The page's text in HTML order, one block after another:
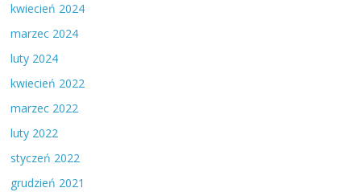
kwiecień 2024
marzec 2024
luty 2024
kwiecień 2022
marzec 2022
luty 2022
styczeń 2022
grudzień 2021